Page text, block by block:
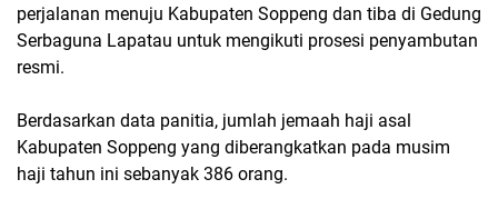
perjalanan menuju Kabupaten Soppeng dan tiba di Gedung
Serbaguna Lapatau untuk mengikuti prosesi penyambutan
resmi.
Berdasarkan data panitia, jumlah jemaah haji asal
Kabupaten Soppeng yang diberangkatkan pada musim
haji tahun ini sebanyak 386 orang.